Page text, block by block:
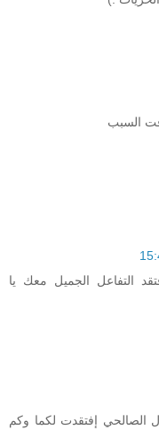
السبب
التفاعل الجميل معك يا
الصالحي إفتقدت لكما وكم